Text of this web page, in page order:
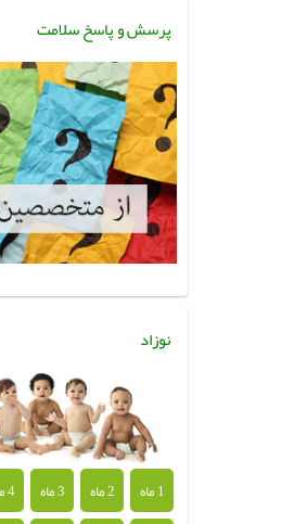
پرسش و پاسخ سلامت
نوزاد
1 ماه 2 ماه 3 ماه 4 ماه